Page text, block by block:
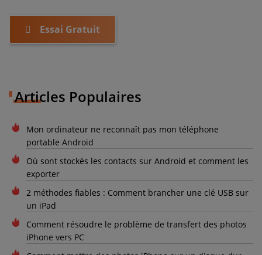
Essai Gratuit
Articles Populaires
Mon ordinateur ne reconnaît pas mon téléphone
portable Android
Où sont stockés les contacts sur Android et comment les
exporter
2 méthodes fiables : Comment brancher une clé USB sur
un iPad
Comment résoudre le problème de transfert des photos
iPhone vers PC